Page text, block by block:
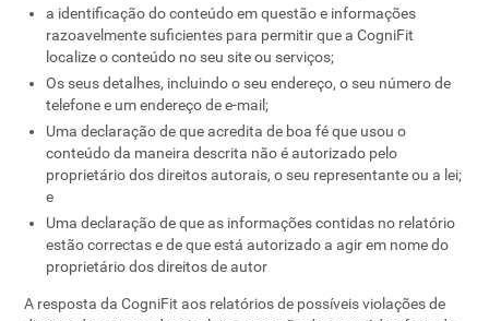
a identificação do conteúdo em questão e informações
razoavelmente suficientes para permitir que a CogniFit
localize o conteúdo no seu site ou serviços;
Os seus detalhes, incluindo o seu endereço, o seu número de
telefone e um endereço de e-mail;
Uma declaração de que acredita de boa fé que usou o
conteúdo da maneira descrita não é autorizado pelo
proprietário dos direitos autorais, o seu representante ou a lei;
e
Uma declaração de que as informações contidas no relatório
estão correctas e de que está autorizado a agir em nome do
proprietário dos direitos de autor
A resposta da CogniFit aos relatórios de possíveis violações de